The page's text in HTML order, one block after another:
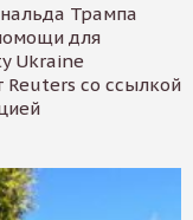
Трампа
для
Ukraine
со ссылкой